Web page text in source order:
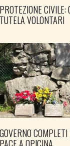
PROTEZIONE CIVILE:
TUTELA VOLONTARI
GOVERNO